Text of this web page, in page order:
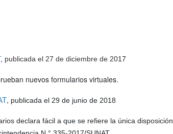
, publicada el 27 de diciembre de 2017
nuevos formularios virtuales.
, publicada el 29 de junio de 2018
declara fácil a que se refiere la única disposición